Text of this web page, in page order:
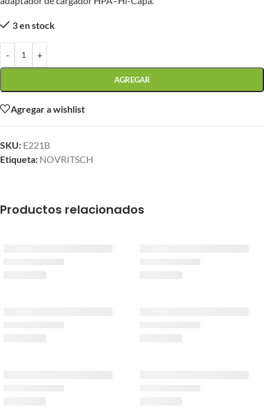
3 en stock
- +
AGREGAR
Agregar a wishlist
SKU: E221B
Etiqueta: NOVRITSCH
Productos relacionados